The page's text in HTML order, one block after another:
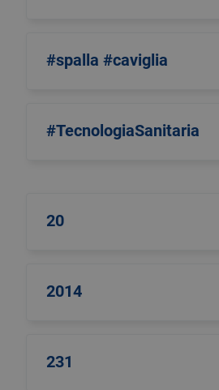
#spalla #caviglia
#TecnologiaSanitaria
20
2014
231